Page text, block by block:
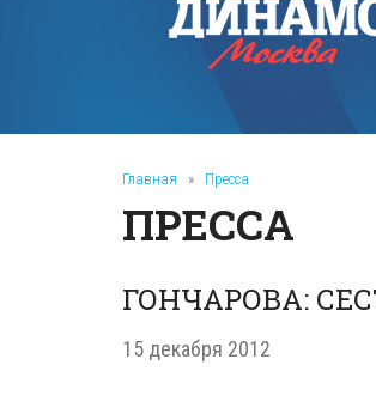
Главная » Пресса
ПРЕССА
ГОНЧАРОВА:
15 декабря 2012